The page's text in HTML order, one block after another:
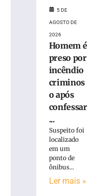
colidir
contra
Bairro
Águas
Claras
Carros
5 DE
AGOSTO DE
2026
Homem é
preso por
incêndio
criminos
o após
confessar
...
Suspeito foi
localizado
em um
ponto de
ônibus...
Ler mais »